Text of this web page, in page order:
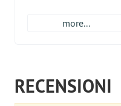
more...
RECENSIONI